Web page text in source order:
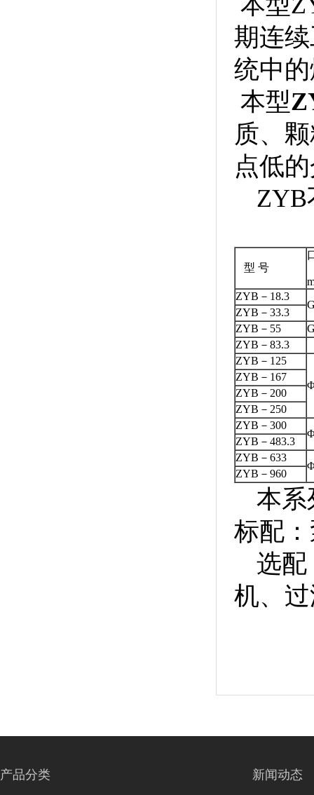
期连
统中
本型
质、
点低
ZYB
型 号
ZYB－18.3
ZYB－33.3
ZYB－55
ZYB－83.3
ZYB－125
ZYB－167
ZYB－200
ZYB－250
ZYB－300
ZYB－483.3
ZYB－633
ZYB－960
本系
标配
选配
机、
产品分类 新闻动态